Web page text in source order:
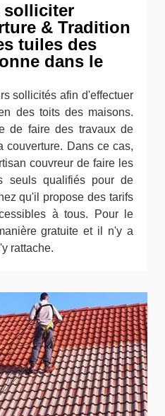
solliciter
& Tradition
tuiles des
dans le
sollicités afin d'effectuer
des toits des maisons.
de faire des travaux de
couverture. Dans ce cas,
couvreur de faire les
seuls qualifiés pour de
qu'il propose des tarifs
à tous. Pour le
gratuite et il n'y a
rattache.